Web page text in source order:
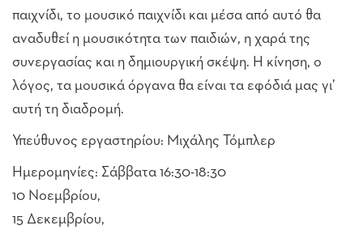
παιχνίδι, το μουσικό παιχνίδι και μέσα από αυτό θα
αναδυθεί η μουσικότητα των παιδιών, η χαρά της
συνεργασίας και η δημιουργική σκέψη. Η κίνηση, ο
λόγος, τα μουσικά όργανα θα είναι τα εφόδιά μας γι’
αυτή τη διαδρομή.
Υπεύθυνος εργαστηρίου: Μιχάλης Τόμπλερ
Ημερομηνίες: Σάββατα 16:30-18:30
10 Νοεμβρίου,
15 Δεκεμβρίου,